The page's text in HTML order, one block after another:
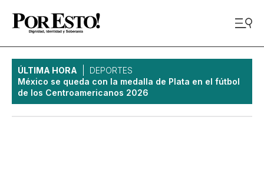
ÚLTIMA HORA
DEPORTES
México se queda con la medalla de Plata en el fútbol
de los Centroamericanos 2026